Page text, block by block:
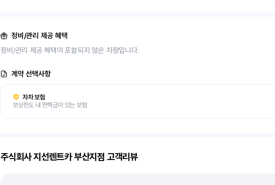
정비/관리 제공 혜택
정비/관리 제공 혜택이 포함되지 않은 차량입니다.
계약 선택사항
자차 보험
보상한도 내 면책금이 있는 보험
주식회사 지선렌트카 부산지점 고객리뷰